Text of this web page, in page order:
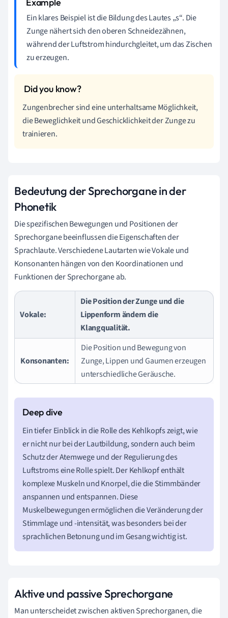
Ein klares Beispiel ist die Bildung des Lautes „s“. Die
Zunge nähert sich den oberen Schneidezähnen,
während der Luftstrom hindurchgleitet, um das Zischen
zu erzeugen.
Zungenbrecher sind eine unterhaltsame Möglichkeit,
die Beweglichkeit und Geschicklichkeit der Zunge zu
trainieren.
Bedeutung der Sprechorgane in der
Phonetik
Die spezifischen Bewegungen und Positionen der
Sprechorgane beeinflussen die Eigenschaften der
Sprachlaute. Verschiedene Lautarten wie Vokale und
Konsonanten hängen von den Koordinationen und
Funktionen der Sprechorgane ab.
Vokale:
Die Position der Zunge und die
Lippenform ändern die
Klangqualität.
Konsonanten:
Die Position und Bewegung von
Zunge, Lippen und Gaumen erzeugen
unterschiedliche Geräusche.
Ein tiefer Einblick in die Rolle des Kehlkopfs zeigt, wie
er nicht nur bei der Lautbildung, sondern auch beim
Schutz der Atemwege und der Regulierung des
Luftstroms eine Rolle spielt. Der Kehlkopf enthält
komplexe Muskeln und Knorpel, die die Stimmbänder
anspannen und entspannen. Diese
Muskelbewegungen ermöglichen die Veränderung der
Stimmlage und -intensität, was besonders bei der
sprachlichen Betonung und im Gesang wichtig ist.
Aktive und passive Sprechorgane
Man unterscheidet zwischen aktiven Sprechorganen, die